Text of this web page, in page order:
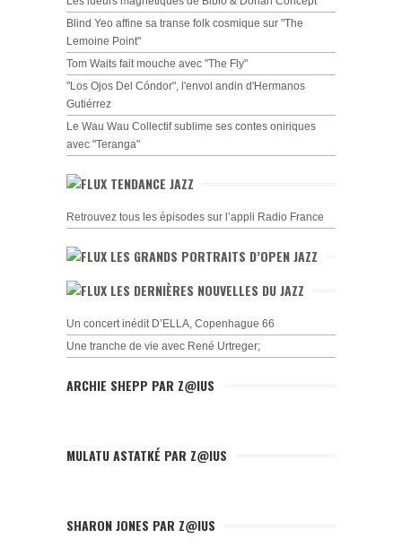
Blind Yeo affine sa transe folk cosmique sur "The
Lemoine Point"
Tom Waits fait mouche avec "The Fly"
"Los Ojos Del Cóndor", l'envol andin d'Hermanos
Gutiérrez
Le Wau Wau Collectif sublime ses contes oniriques
avec "Teranga"
TENDANCE JAZZ
Retrouvez tous les épisodes sur l’appli Radio France
LES GRANDS PORTRAITS D’OPEN JAZZ
LES DERNIÈRES NOUVELLES DU JAZZ
Un concert inédit D’ELLA, Copenhague 66
Une tranche de vie avec René Urtreger;
ARCHIE SHEPP PAR Z@IUS
MULATU ASTATKÉ PAR Z@IUS
SHARON JONES PAR Z@IUS